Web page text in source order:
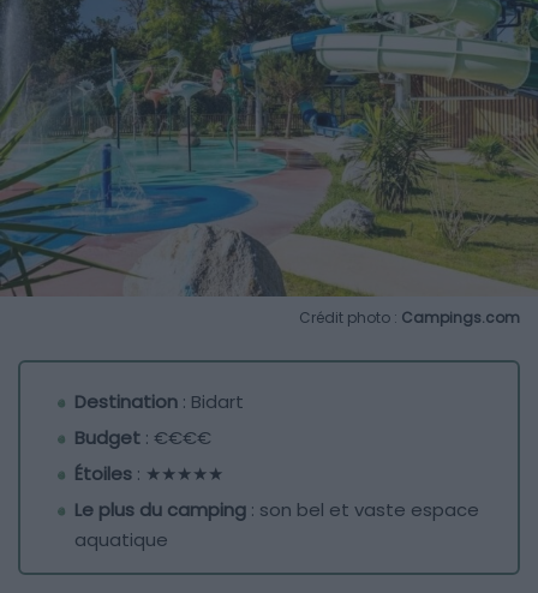
Crédit photo : Campings.com
Destination : Bidart
Budget : €€€€
Étoiles : ★★★★★
Le plus du camping : son bel et vaste espace
aquatique